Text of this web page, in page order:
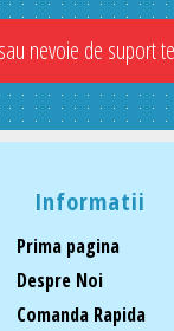
nevoie de suport
Informatii
Prima pagina
Despre Noi
Comanda Rapida